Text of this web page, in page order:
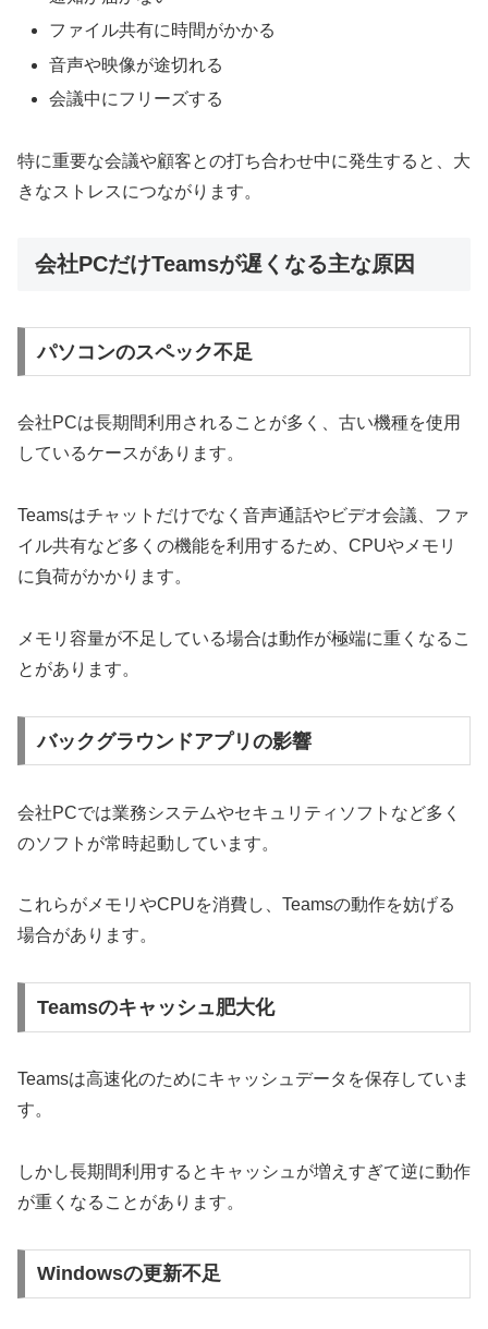
ファイル共有に時間がかかる
音声や映像が途切れる
会議中にフリーズする
特に重要な会議や顧客との打ち合わせ中に発生すると、大
きなストレスにつながります。
会社PCだけTeamsが遅くなる主な原因
パソコンのスペック不足
会社PCは長期間利用されることが多く、古い機種を使用
しているケースがあります。
Teamsはチャットだけでなく音声通話やビデオ会議、ファ
イル共有など多くの機能を利用するため、CPUやメモリ
に負荷がかかります。
メモリ容量が不足している場合は動作が極端に重くなるこ
とがあります。
バックグラウンドアプリの影響
会社PCでは業務システムやセキュリティソフトなど多く
のソフトが常時起動しています。
これらがメモリやCPUを消費し、Teamsの動作を妨げる
場合があります。
Teamsのキャッシュ肥大化
Teamsは高速化のためにキャッシュデータを保存していま
す。
しかし長期間利用するとキャッシュが増えすぎて逆に動作
が重くなることがあります。
Windowsの更新不足